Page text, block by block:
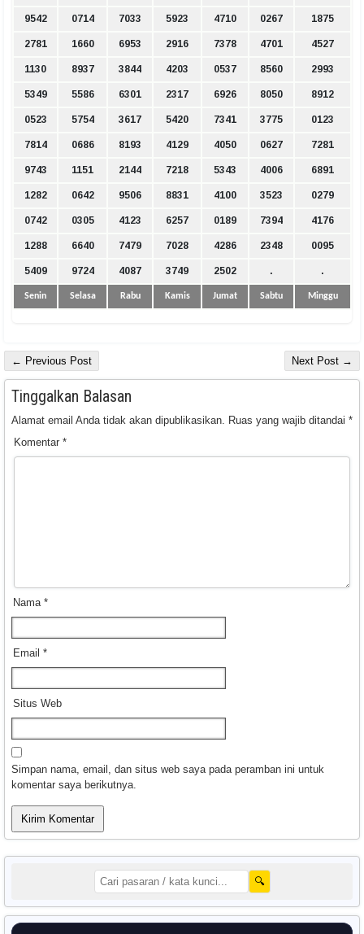
9542 0714 7033 5923 4710 0267 1875
2781 1660 6953 2916 7378 4701 4527
1130 8937 3844 4203 0537 8560 2993
5349 5586 6301 2317 6926 8050 8912
0523 5754 3617 5420 7341 3775 0123
7814 0686 8193 4129 4050 0627 7281
9743 1151 2144 7218 5343 4006 6891
1282 0642 9506 8831 4100 3523 0279
0742 0305 4123 6257 0189 7394 4176
1288 6640 7479 7028 4286 2348 0095
5409 9724 4087 3749 2502 . .
Senin Selasa Rabu Kamis Jumat Sabtu Minggu
← Previous Post Next Post →
Tinggalkan Balasan
Alamat email Anda tidak akan dipublikasikan. Ruas yang wajib ditandai *
Komentar *
Nama *
Email *
Situs Web
Simpan nama, email, dan situs web saya pada peramban ini untuk
komentar saya berikutnya.
🔍